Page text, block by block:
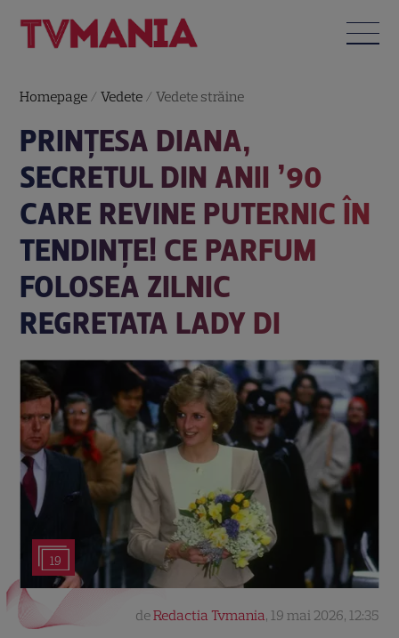
Homepage /Vedete /Vedete străine
PRINȚESA DIANA,
SECRETUL DIN ANII ’90
CARE REVINE PUTERNIC ÎN
TENDINȚE! CE PARFUM
FOLOSEA ZILNIC
REGRETATA LADY DI
19
deRedactia Tvmania, 19 mai 2026, 12:35